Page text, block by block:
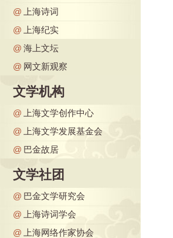
@
上海诗词
@
上海纪实
@ 海上文坛
@ 网文新观察
文学机构
@
上海文学创作中心
@
上海文学发展基金会
@ 巴金故居
文学社团
@ 巴金文学研究会
@
上海诗词学会
@
上海网络作家协会